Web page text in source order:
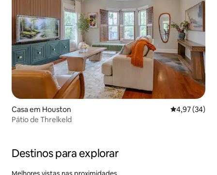
Casa em Houston Classificação
4,97 (34)
Pátio de Threlkeld
Destinos para explorar